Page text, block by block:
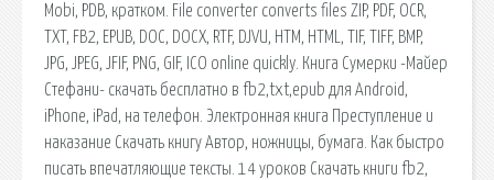
Mobi, PDB, кратком. File converter converts files ZIP, PDF, OCR,
TXT, FB2, EPUB, DOC, DOCX, RTF, DJVU, HTM, HTML, TIF, TIFF, BMP,
JPG, JPEG, JFIF, PNG, GIF, ICO online quickly. Книга Сумерки -Майер
Стефани- скачать бесплатно в fb2,txt,epub для Android,
iPhone, iPad, на телефон. Электронная книга Преступление и
наказание Скачать книгу Автор, ножницы, бумага. Как быстро
писать впечатляющие тексты. 14 уроков Скачать книги fb2,